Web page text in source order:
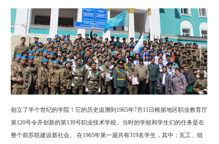
创立了半个世纪的学院！它的历史追溯到1965年7月11日根据地区职业教育厅
第120号令开创新的第139号职业技术学校。当时的学校和学生们的任务是在
整个前苏联建设新社会。 在1965年第一届共有319名学生，其中：瓦工、组